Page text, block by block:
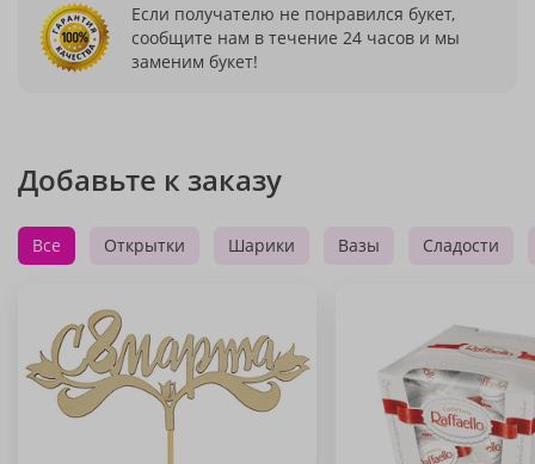
Если получателю не понравился букет,
сообщите нам в течение 24 часов и мы
заменим букет!
Добавьте к заказу
Все Открытки Шарики Вазы Сладости